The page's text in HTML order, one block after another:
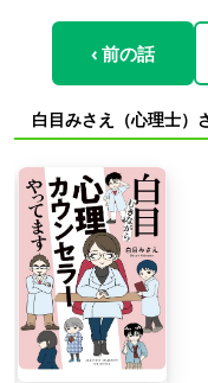
‹ 前の話
白目みさえ（心理士）